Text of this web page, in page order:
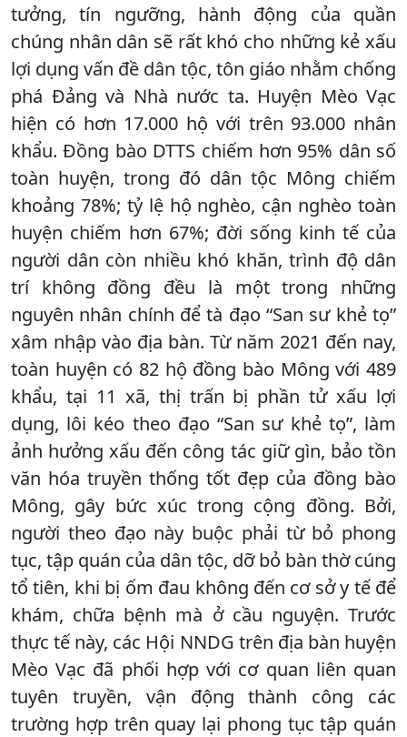
tưởng, tín ngưỡng, hành động của quần
chúng nhân dân sẽ rất khó cho những kẻ xấu
lợi dụng vấn đề dân tộc, tôn giáo nhằm chống
phá Đảng và Nhà nước ta. Huyện Mèo Vạc
hiện có hơn 17.000 hộ với trên 93.000 nhân
khẩu. Đồng bào DTTS chiếm hơn 95% dân số
toàn huyện, trong đó dân tộc Mông chiếm
khoảng 78%; tỷ lệ hộ nghèo, cận nghèo toàn
huyện chiếm hơn 67%; đời sống kinh tế của
người dân còn nhiều khó khăn, trình độ dân
trí không đồng đều là một trong những
nguyên nhân chính để tà đạo “San sư khẻ tọ”
xâm nhập vào địa bàn. Từ năm 2021 đến nay,
toàn huyện có 82 hộ đồng bào Mông với 489
khẩu, tại 11 xã, thị trấn bị phần tử xấu lợi
dụng, lôi kéo theo đạo “San sư khẻ tọ”, làm
ảnh hưởng xấu đến công tác giữ gìn, bảo tồn
văn hóa truyền thống tốt đẹp của đồng bào
Mông, gây bức xúc trong cộng đồng. Bởi,
người theo đạo này buộc phải từ bỏ phong
tục, tập quán của dân tộc, dỡ bỏ bàn thờ cúng
tổ tiên, khi bị ốm đau không đến cơ sở y tế để
khám, chữa bệnh mà ở cầu nguyện. Trước
thực tế này, các Hội NNDG trên địa bàn huyện
Mèo Vạc đã phối hợp với cơ quan liên quan
tuyên truyền, vận động thành công các
trường hợp trên quay lại phong tục tập quán